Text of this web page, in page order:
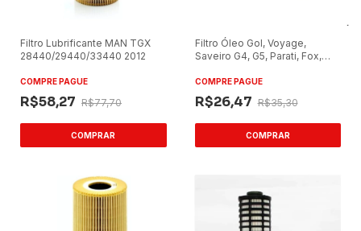
Filtro Lubrificante MAN TGX
28440/29440/33440 2012
COMPRE PAGUE
R$58,27 R$77,70
Filtro Óleo Gol, Voyage,
Saveiro G4, G5, Parati, Fox,
COMPRE PAGUE
R$26,47 R$35,30